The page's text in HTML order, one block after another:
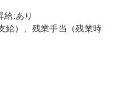
給:あり
給）、残業手当（残業時